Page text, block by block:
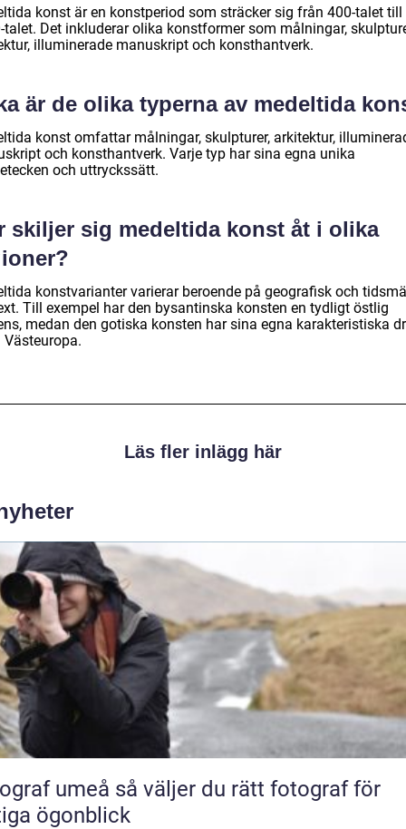
konst är en konstperiod som sträcker sig från 400-talet till
talet. Det inkluderar olika konstformer som målningar,
illuminerade manuskript och konsthantverk.
är de olika typerna av medeltida
konst omfattar målningar, skulpturer, arkitektur,
och konsthantverk. Varje typ har sina egna unika
och uttryckssätt.
skiljer sig medeltida konst åt i olika
konstvarianter varierar beroende på geografisk och
Till exempel har den bysantinska konsten en tydligt östlig
medan den gotiska konsten har sina egna karakteristiska
Läs fler inlägg här
så väljer du rätt fotograf för
ögonblick